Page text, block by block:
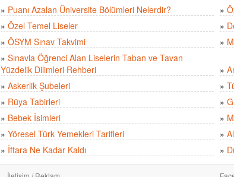
» Puanı Azalan Üniversite Bölümleri Nelerdir? »
» Özel Temel Liseler »
» ÖSYM Sınav Takvimi »
» Sınavla Öğrenci Alan Liselerin Taban ve Tavan
Yüzdelik Dilimleri Rehberi
»
» Askerlik Şubeleri »
» Rüya Tabirleri »
» Bebek İsimleri »
» Yöresel Türk Yemekleri Tarifleri »
» İftara Ne Kadar Kaldı »